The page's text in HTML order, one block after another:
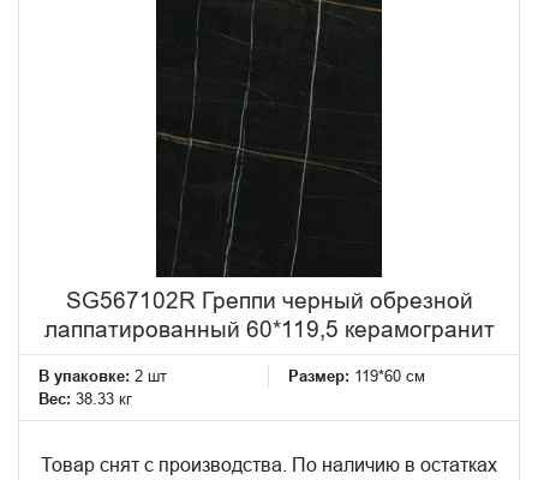
SG567102R Греппи черный обрезной
лаппатированный 60*119,5 керамогранит
В упаковке: 2 шт Размер: 119*60 см
Вес: 38.33 кг
Товар снят с производства. По наличию в остатках